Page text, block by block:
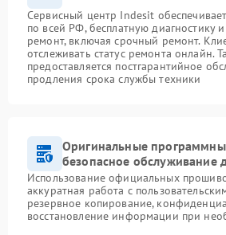
Сервисный центр Indesit
по всей РФ, бесплатную диагностику
ремонт, включая срочный ремонт.
отслеживать статус ремонта онлайн.
предоставляется постгарантийное
продления срока службы техники
Оригинальные
безопасное обслуживание
Использование официальных
аккуратная работа с
резервное копирование,
восстановление информации при